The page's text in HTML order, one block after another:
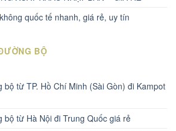
quốc tế nhanh, giá rẻ, uy tín
BỘ
bộ từ TP. Hồ Chí Minh (Sài Gòn) đi Kampot
bộ từ Hà Nội đi Trung Quốc giá rẻ